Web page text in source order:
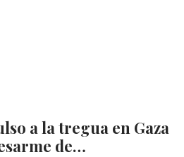
a la tregua en Gaza
de…